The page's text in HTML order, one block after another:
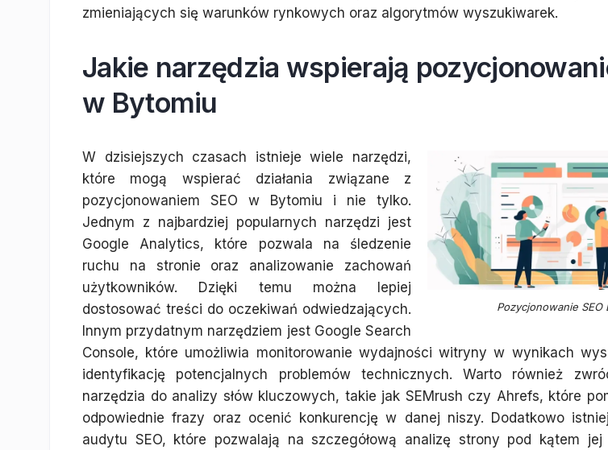
zmieniających się warunków rynkowych oraz algorytmów wyszukiwarek.
Jakie narzędzia wspierają
w Bytomiu
Pozycjonowanie SEO
W dzisiejszych czasach istnieje wiele narzędzi,
które mogą wspierać działania związane z
pozycjonowaniem SEO w Bytomiu i nie tylko.
Jednym z najbardziej popularnych narzędzi jest
Google Analytics, które pozwala na śledzenie
ruchu na stronie oraz analizowanie zachowań
użytkowników. Dzięki temu można lepiej
dostosować treści do oczekiwań odwiedzających.
Innym przydatnym narzędziem jest Google Search
Console, które umożliwia monitorowanie wydajności witryny w wynikach
identyfikację potencjalnych problemów technicznych. Warto również
narzędzia do analizy słów kluczowych, takie jak SEMrush czy Ahrefs, które
odpowiednie frazy oraz ocenić konkurencję w danej niszy. Dodatkowo
audytu SEO, które pozwalają na szczegółową analizę strony pod kątem